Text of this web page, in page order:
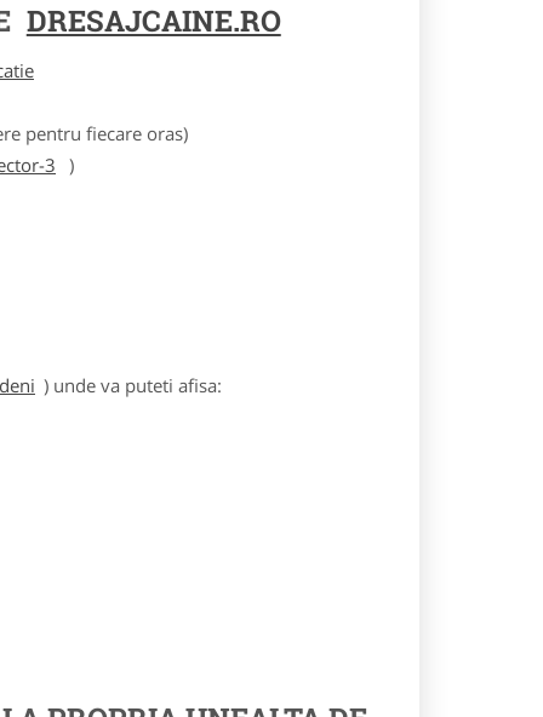
DRESAJCAINE.RO
pentru fiecare oras)
3
)
) unde va puteti afisa: